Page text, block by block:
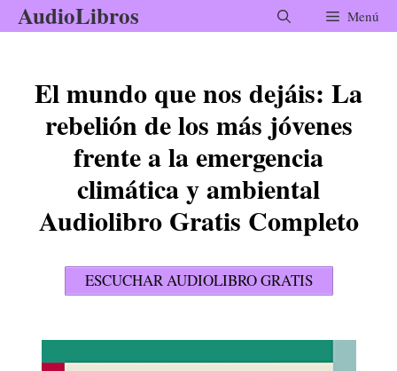
Saltar
al
AudioLibros Menú
El mundo que nos dejáis: La
rebelión de los más jóvenes
frente a la emergencia
climática y ambiental
Audiolibro Gratis Completo
ESCUCHAR AUDIOLIBRO GRATIS